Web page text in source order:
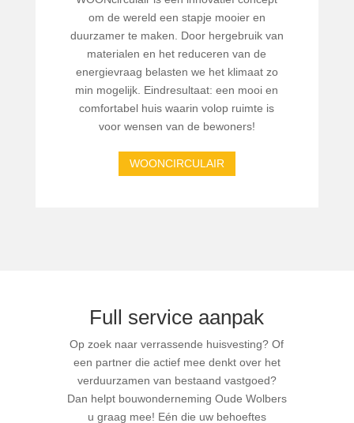
om de wereld een stapje mooier en
duurzamer te maken. Door hergebruik van
materialen en het reduceren van de
energievraag belasten we het klimaat zo
min mogelijk. Eindresultaat: een mooi en
comfortabel huis waarin volop ruimte is
voor wensen van de bewoners!
WOONCIRCULAIR
Full service aanpak
Op zoek naar verrassende huisvesting? Of
een partner die actief mee denkt over het
verduurzamen van bestaand vastgoed?
Dan helpt bouwonderneming Oude Wolbers
u graag mee! Eén die uw behoeftes